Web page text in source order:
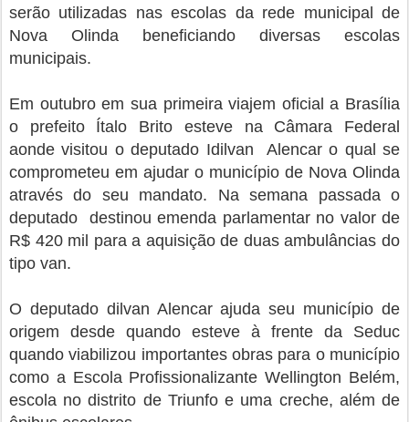
serão utilizadas nas escolas da rede municipal de
Nova Olinda beneficiando diversas escolas
municipais.
Em outubro em sua primeira viajem oficial a Brasília
o prefeito Ítalo Brito esteve na Câmara Federal
aonde visitou o deputado Idilvan Alencar o qual se
comprometeu em ajudar o município de Nova Olinda
através do seu mandato. Na semana passada o
deputado destinou emenda parlamentar no valor de
R$ 420 mil para a aquisição de duas ambulâncias do
tipo van.
O deputado dilvan Alencar ajuda seu município de
origem desde quando esteve à frente da Seduc
quando viabilizou importantes obras para o município
como a Escola Profissionalizante Wellington Belém,
escola no distrito de Triunfo e uma creche, além de